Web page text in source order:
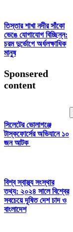
তিস্তার শাখা নদীর সাঁকো
ভেঙে যোগাযোগ বিচ্ছিন্ন:
চরম দুর্ভোগে অর্ধলক্ষাধিক
মানুষ
Sponsered
content
সিলেটের ভোলাগঞ্জে
টাস্কফোর্সের অভিযানে ১০
জন আটক
বিশ্ব স্বাস্থ্য সংস্থার
তথ্য: ২০২৪ সালে বিশ্বের
সবচেয়ে দূষিত দেশ চাদ ও
বাংলাদেশ